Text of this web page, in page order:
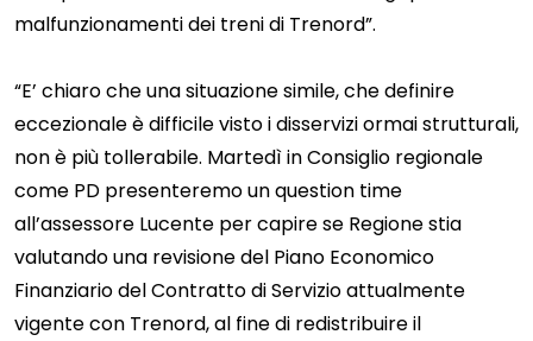
malfunzionamenti dei treni di Trenord”.
“E’ chiaro che una situazione simile, che definire
eccezionale è difficile visto i disservizi ormai strutturali,
non è più tollerabile. Martedì in Consiglio regionale
come PD presenteremo un question time
all’assessore Lucente per capire se Regione stia
valutando una revisione del Piano Economico
Finanziario del Contratto di Servizio attualmente
vigente con Trenord, al fine di redistribuire il